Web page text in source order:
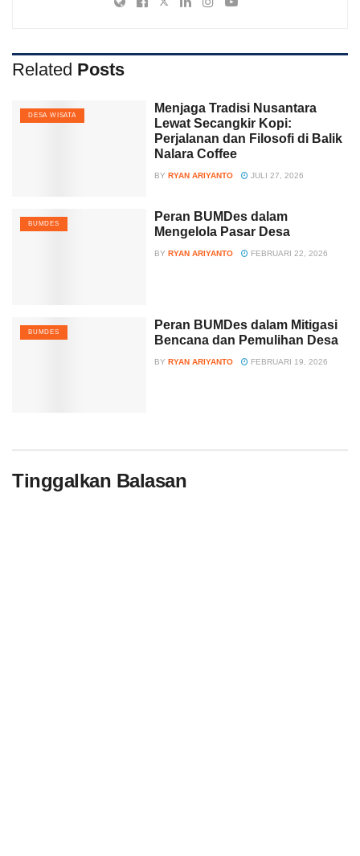
Related Posts
DESA WISATA
Menjaga Tradisi Nusantara
Lewat Secangkir Kopi:
Perjalanan dan Filosofi di Balik
Nalara Coffee
BY RYAN ARIYANTO JULI 27, 2026
BUMDES
Peran BUMDes dalam
Mengelola Pasar Desa
BY RYAN ARIYANTO FEBRUARI 22, 2026
BUMDES
Peran BUMDes dalam Mitigasi
Bencana dan Pemulihan Desa
BY RYAN ARIYANTO FEBRUARI 19, 2026
Tinggalkan Balasan